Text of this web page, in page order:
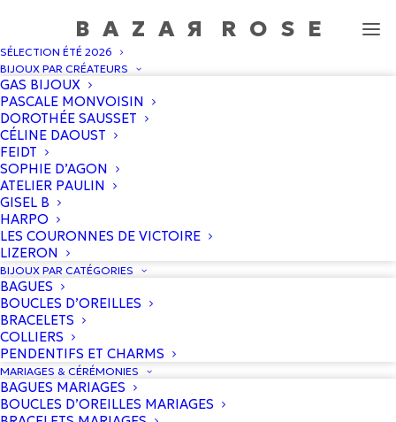
BAZA R ROS E
SÉLECTION ÉTÉ 2026
BIJOUX PAR CRÉATEURS
GAS BIJOUX
PASCALE MONVOISIN
DOROTHÉE SAUSSET
CÉLINE DAOUST
FEIDT
SOPHIE D’AGON
ATELIER PAULIN
GISEL B
HARPO
LES COURONNES DE VICTOIRE
LIZERON
BIJOUX PAR CATÉGORIES
BAGUES
BOUCLES D’OREILLES
BRACELETS
COLLIERS
PENDENTIFS ET CHARMS
MARIAGES & CÉRÉMONIES
BAGUES MARIAGES
BOUCLES D’OREILLES MARIAGES
Bague Turquoise rectangle taille 57
Accueil /Boutique/Harpo